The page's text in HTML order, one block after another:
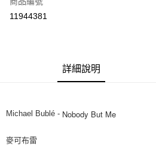
超商取貨付款
AFTEE先享後付
【關於「AFTEE先享後付」】
11944381
詳細說明
Michael Bublé - Nobody But Me
麥可布雷